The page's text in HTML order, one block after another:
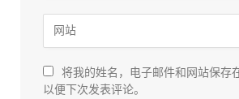
将我的姓名，电子邮件和网站保存
以便下次发表评论。